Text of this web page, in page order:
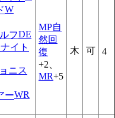
W
DE
WR
MP自
然回
復
+2、
MR+5
木 可 4